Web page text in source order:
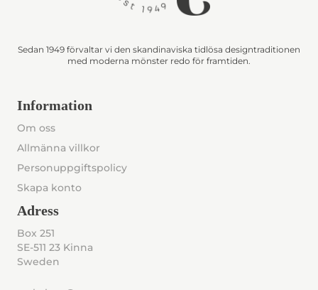
Sedan 1949 förvaltar vi den skandinaviska tidlösa designtraditionen
med moderna mönster redo för framtiden.
Information
Om oss
Allmänna villkor
Personuppgiftspolicy
Skapa konto
Adress
Box 251
SE-511 23 Kinna
Sweden